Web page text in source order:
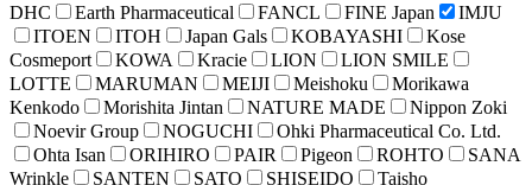
DHC Earth Pharmaceutical FANCL FINE Japan
IMJU
ITOEN
ITOH Japan Gals KOBAYASHI
Kose
Cosmeport
KOWA Kracie LION
LION SMILE
LOTTE
MARUMAN MEIJI Meishoku
Morikawa
Kenkodo
Morishita Jintan NATURE MADE
Nippon Zoki
Noevir Group
NOGUCHI
Ohki Pharmaceutical Co. Ltd.
Ohta Isan
ORIHIRO PAIR Pigeon ROHTO
SANA
Wrinkle
SANTEN SATO SHISEIDO
Taisho